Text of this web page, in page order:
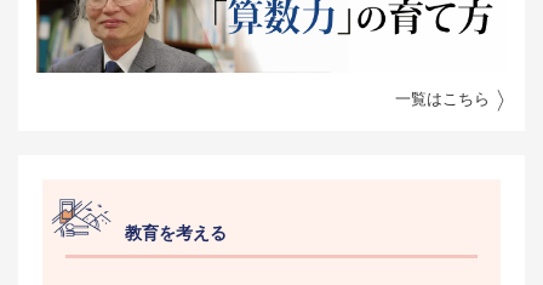
一覧はこちら
教育を考える